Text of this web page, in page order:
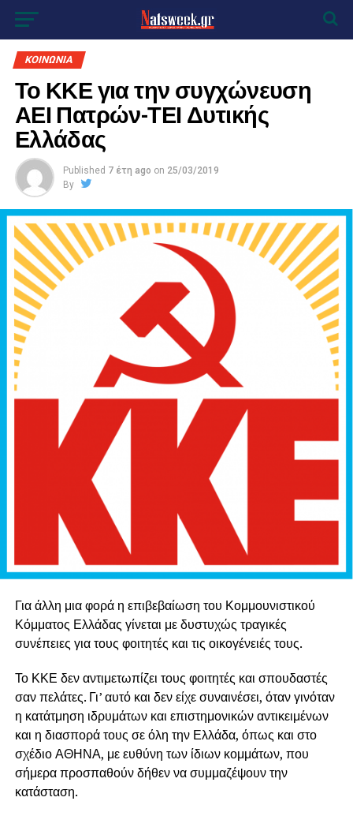
ΚΟΙΝΩΝΙΑ
Το ΚΚΕ για την συγχώνευση
ΑΕΙ Πατρών-ΤΕΙ Δυτικής
Ελλάδας
Published 7 έτη ago on 25/03/2019
By
Για άλλη μια φορά η επιβεβαίωση του Κομμουνιστικού
Κόμματος Ελλάδας γίνεται με δυστυχώς τραγικές
συνέπειες για τους φοιτητές και τις οικογένειές τους.
Το ΚΚΕ δεν αντιμετωπίζει τους φοιτητές και σπουδαστές
σαν πελάτες. Γι’ αυτό και δεν είχε συναινέσει, όταν γινόταν
η κατάτμηση ιδρυμάτων και επιστημονικών αντικειμένων
και η διασπορά τους σε όλη την Ελλάδα, όπως και στο
σχέδιο ΑΘΗΝΑ, με ευθύνη των ίδιων κομμάτων, που
σήμερα προσπαθούν δήθεν να συμμαζέψουν την
κατάσταση.